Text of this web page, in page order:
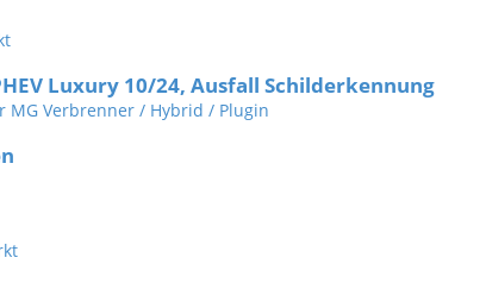
Luxury 10/24, Ausfall Schilderkennung
MG Verbrenner / Hybrid / Plugin